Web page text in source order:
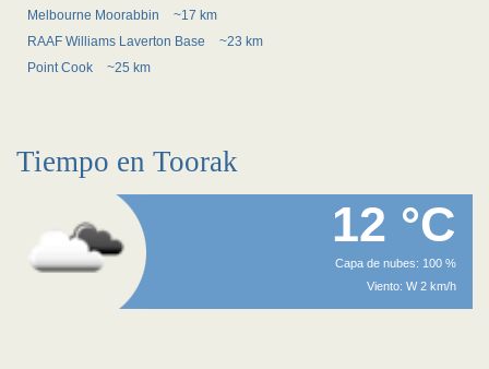
Melbourne Moorabbin
~17 km
RAAF Williams Laverton Base
~23 km
Point Cook
~25 km
Tiempo en Toorak
12 °C
Capa de nubes: 100 %
Viento: W 2 km/h